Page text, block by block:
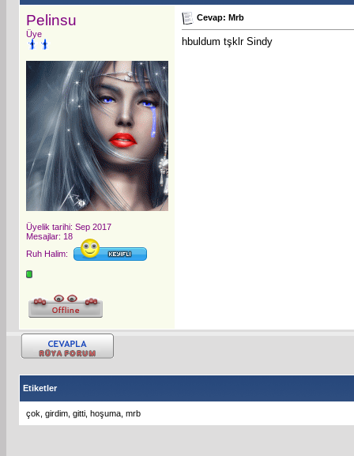
Pelinsu
Üye
Üyelik tarihi: Sep 2017
Mesajlar: 18
Ruh Halim:
Cevap: Mrb
hbuldum tşklr Sindy
Etiketler
çok girdim gitti hoşuma mrb